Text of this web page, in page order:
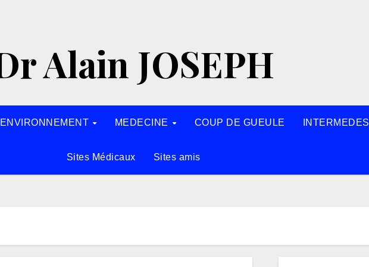
Alain JOSEPH
MEDECINE COUP DE GUEULE INTERMEDES
Sites Médicaux Sites amis